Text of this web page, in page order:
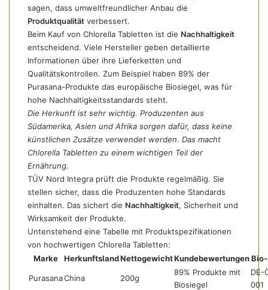
sagen, dass umweltfreundlicher Anbau die
Produktqualität verbessert.
Beim Kauf von Chlorella Tabletten ist die Nachhaltigkeit
entscheidend. Viele Hersteller geben detaillierte
Informationen über ihre Lieferketten und
Qualitätskontrollen. Zum Beispiel haben 89% der
Purasana-Produkte das europäische Biosiegel, was für
hohe Nachhaltigkeitsstandards steht.
Die Herkunft ist sehr wichtig. Produzenten aus
Südamerika, Asien und Afrika sorgen dafür, dass keine
künstlichen Zusätze verwendet werden. Das macht
Chlorella Tabletten zu einem wichtigen Teil der
Ernährung.
TÜV Nord Integra prüft die Produkte regelmäßig. Sie
stellen sicher, dass die Produzenten hohe Standards
einhalten. Das sichert die Nachhaltigkeit, Sicherheit und
Wirksamkeit der Produkte.
Untenstehend eine Tabelle mit Produktspezifikationen
von hochwertigen Chlorella Tabletten:
Marke
HerkunftslandNettogewichtKundebewertungen
PurasanaChina 200g
89% Produkte mit
Biosiegel
DE-
001